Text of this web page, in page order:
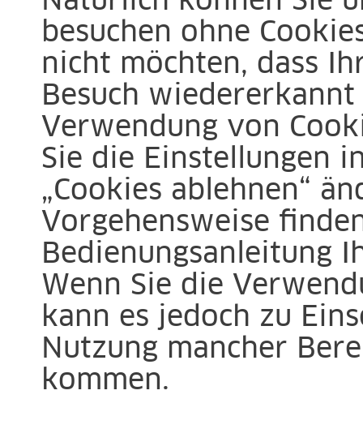
besuchen ohne
nicht möchten, dass
Besuch
Verwendung von
Sie die Einstellungen
„Cookies ablehnen“
Vorgehensweise
Bedienungsanleitung
Wenn Sie die
kann es jedoch zu
Nutzung mancher
kommen.